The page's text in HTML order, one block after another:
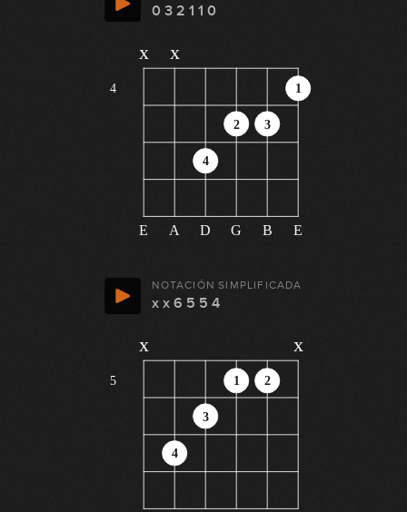
0 3 2 1 1 0
4
E A D G B E
x x
4
2 3
1
NOTACIÓN SIMPLIFICADA
x x 6 5 5 4
5
x
4
3
1 2
x